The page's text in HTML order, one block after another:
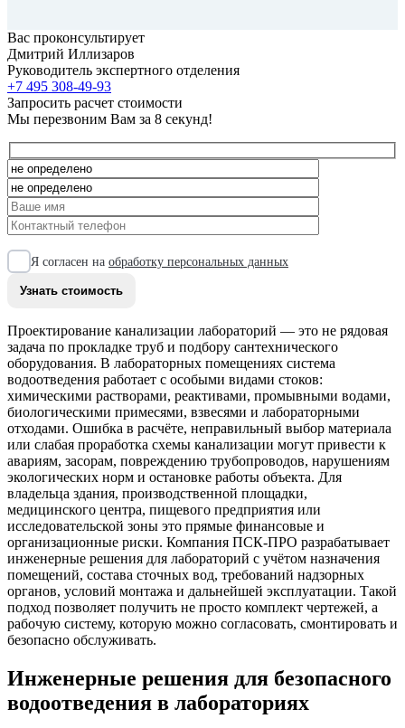
Вас проконсультирует
Дмитрий Иллизаров
Руководитель экспертного отделения
+7 495 308-49-93
Запросить расчет стоимости
Мы перезвоним Вам за 8 секунд!
Я согласен на обработку персональных данных
Проектирование канализации лабораторий — это не рядовая
задача по прокладке труб и подбору сантехнического
оборудования. В лабораторных помещениях система
водоотведения работает с особыми видами стоков:
химическими растворами, реактивами, промывными водами,
биологическими примесями, взвесями и лабораторными
отходами. Ошибка в расчёте, неправильный выбор материала
или слабая проработка схемы канализации могут привести к
авариям, засорам, повреждению трубопроводов, нарушениям
экологических норм и остановке работы объекта. Для
владельца здания, производственной площадки,
медицинского центра, пищевого предприятия или
исследовательской зоны это прямые финансовые и
организационные риски. Компания ПСК-ПРО разрабатывает
инженерные решения для лабораторий с учётом назначения
помещений, состава сточных вод, требований надзорных
органов, условий монтажа и дальнейшей эксплуатации. Такой
подход позволяет получить не просто комплект чертежей, а
рабочую систему, которую можно согласовать, смонтировать и
безопасно обслуживать.
Инженерные решения для безопасного
водоотведения в лабораториях